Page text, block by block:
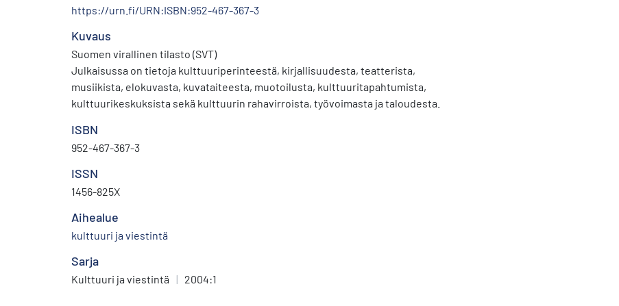
https://urn.fi/URN:ISBN:952-467-367-3
Kuvaus
Suomen virallinen tilasto (SVT)
Julkaisussa on tietoja kulttuuriperinteestä, kirjallisuudesta, teatterista,
musiikista, elokuvasta, kuvataiteesta, muotoilusta, kulttuuritapahtumista,
kulttuurikeskuksista sekä kulttuurin rahavirroista, työvoimasta ja taloudesta.
ISBN
952-467-367-3
ISSN
1456-825X
Aihealue
kulttuuri ja viestintä
Sarja
Kulttuuri ja viestintä | 2004:1